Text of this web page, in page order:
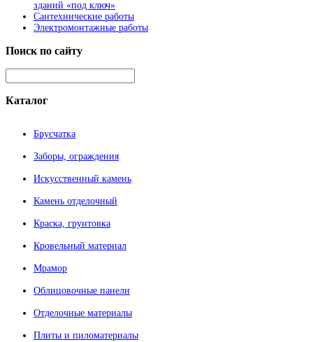
зданий «под ключ»
Сантехнические работы
Электромонтажные работы
Поиск по сайту
Каталог
Брусчатка
Заборы, ограждения
Искусственный камень
Камень отделочный
Краска, грунтовка
Кровельный материал
Мрамор
Облицовочные панели
Отделочные материалы
Плиты и пиломатериалы